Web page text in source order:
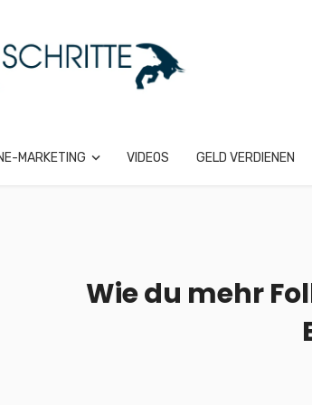
MARKETING VIDEOS GELD VERDIENEN
Wie du mehr